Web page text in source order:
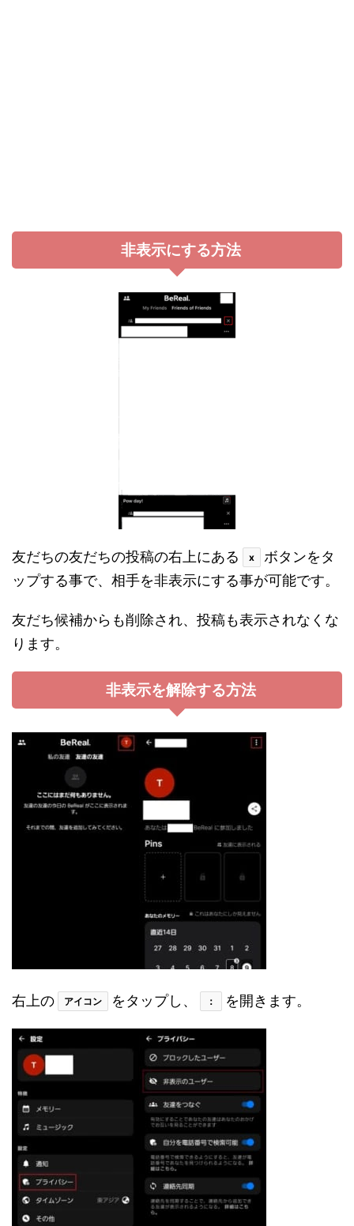
非表示にする方法
友だちの友だちの投稿の右上にある x
ボタンをタ
ップする事で、相手を非表示にする事が可能です。
友だち候補からも削除され、投稿も表示されなくな
ります。
非表示を解除する方法
右上の アイコン をタップし、 ： を開きます。